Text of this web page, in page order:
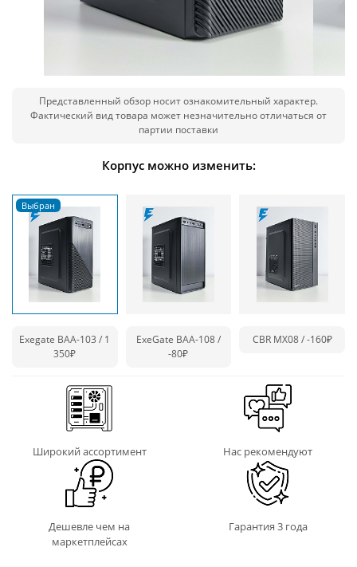
Представленный обзор носит ознакомительный характер.
Фактический вид товара может незначительно отличаться от
партии поставки
Корпус можно изменить:
Exegate BAA-103 / 1
350₽
ExeGate BAA-108 /
-80₽
CBR MX08 /-160₽
Широкий ассортимент Нас рекомендуют
Дешевле чем на
маркетплейсах
Гарантия 3 года